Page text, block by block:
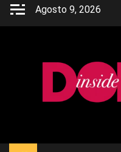
Skip
Agosto 9, 2026